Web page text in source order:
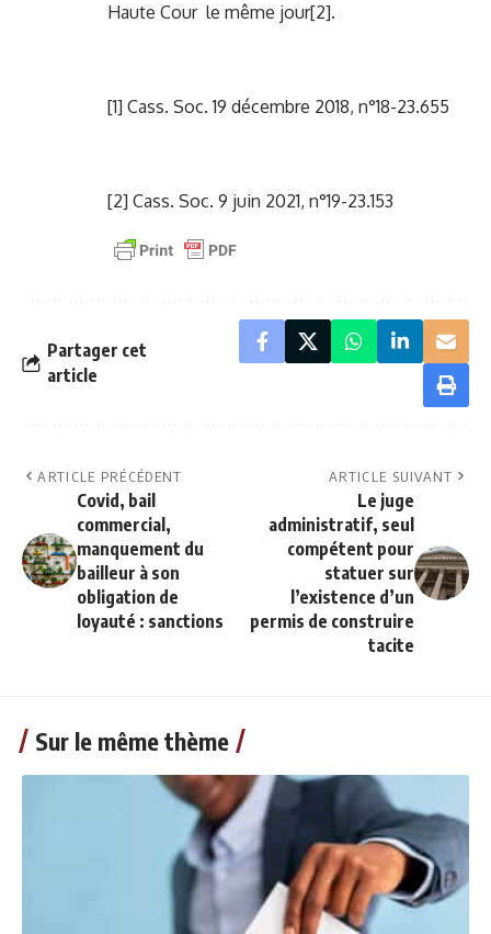
Haute Cour le même jour[2].
[1] Cass. Soc. 19 décembre 2018, n°18-23.655
[2] Cass. Soc. 9 juin 2021, n°19-23.153
Partager cet
article
ARTICLE PRÉCÉDENT
Covid, bail
commercial,
manquement du
bailleur à son
obligation de
loyauté : sanctions
ARTICLE SUIVANT
Le juge
administratif, seul
compétent pour
statuer sur
l’existence d’un
permis de construire
tacite
Sur le même thème